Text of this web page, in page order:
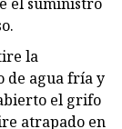
la
de agua fría y
el grifo
atrapado en